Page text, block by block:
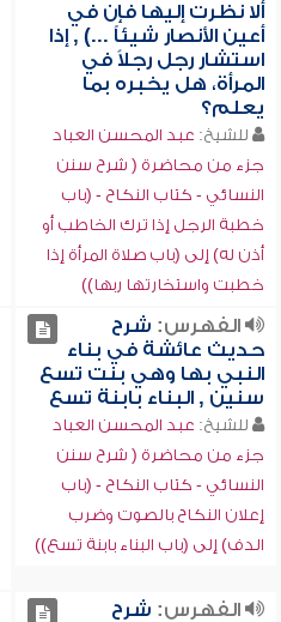
ألا نظرت إليها فإن في
أعين الأنصار شيئاً ...) , إذا
استشار رجل رجلاً في
المرأة، هل يخبره بما
يعلم؟
للشيخ: عبد المحسن العباد
جزء من محاضرة ( شرح سنن
النسائي - كتاب النكاح - (باب
خطبة الرجل إذا ترك الخاطب أو
أذن له) إلى (باب صلاة المرأة إذا
خطبت واستخارتها ربها))
الفهرس: شرح
حديث عائشة في بناء
النبي بها وهي بنت تسع
سنين , البناء بابنة تسع
للشيخ: عبد المحسن العباد
جزء من محاضرة ( شرح سنن
النسائي - كتاب النكاح - (باب
إعلان النكاح بالصوت وضرب
الدف) إلى (باب البناء بابنة تسع))
الفهرس: شرح